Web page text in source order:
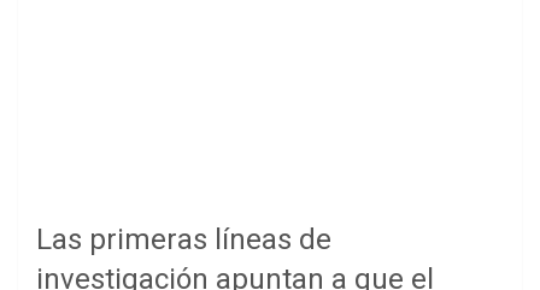
Las primeras líneas de
investigación apuntan a que el